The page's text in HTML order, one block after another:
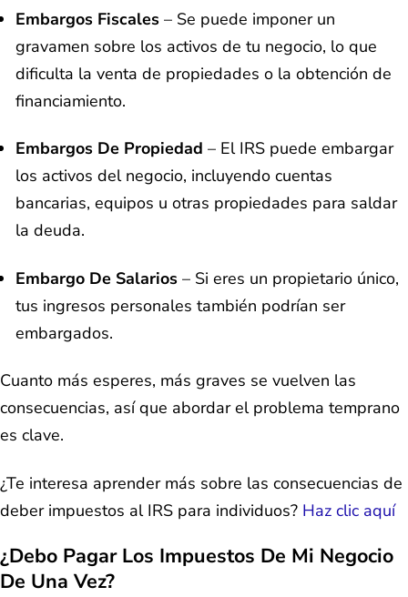
Embargos Fiscales – Se puede imponer un
gravamen sobre los activos de tu negocio, lo que
dificulta la venta de propiedades o la obtención de
financiamiento.
Embargos De Propiedad – El IRS puede embargar
los activos del negocio, incluyendo cuentas
bancarias, equipos u otras propiedades para saldar
la deuda.
Embargo De Salarios – Si eres un propietario único,
tus ingresos personales también podrían ser
embargados.
Cuanto más esperes, más graves se vuelven las
consecuencias, así que abordar el problema temprano
es clave.
¿Te interesa aprender más sobre las consecuencias de
deber impuestos al IRS para individuos? Haz clic aquí
¿Debo Pagar Los Impuestos De Mi Negocio
De Una Vez?